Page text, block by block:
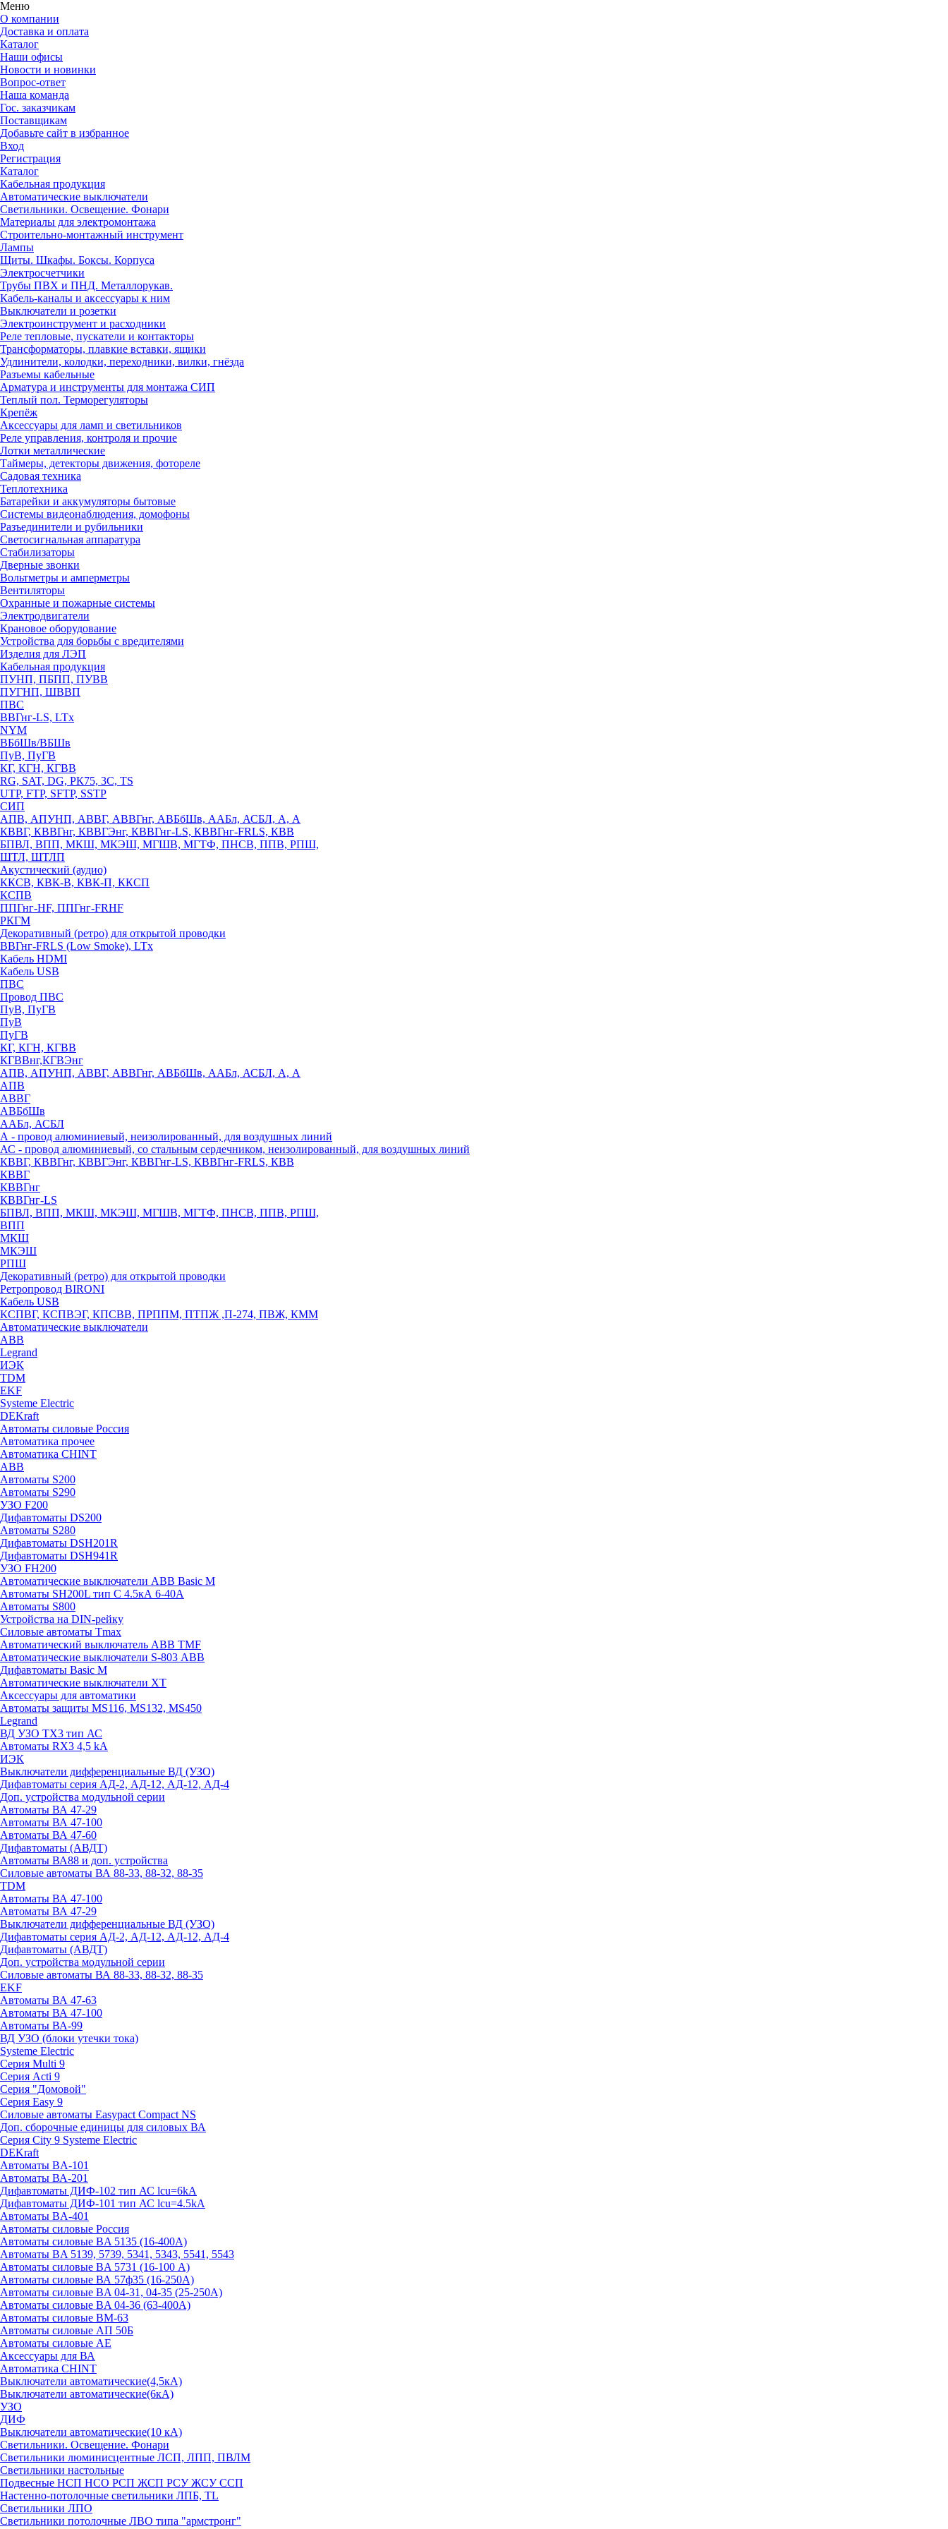
Меню
О компании
Доставка и оплата
Каталог
Наши офисы
Новости и новинки
Вопрос-ответ
Наша команда
Гос. заказчикам
Поставщикам
Добавьте сайт в избранное
Вход
Регистрация
Каталог
Кабельная продукция
Автоматические выключатели
Светильники. Освещение. Фонари
Материалы для электромонтажа
Строительно-монтажный инструмент
Лампы
Щиты. Шкафы. Боксы. Корпуса
Электросчетчики
Трубы ПВХ и ПНД. Металлорукав.
Кабель-каналы и аксессуары к ним
Выключатели и розетки
Электроинструмент и расходники
Реле тепловые, пускатели и контакторы
Трансформаторы, плавкие вставки, ящики
Удлинители, колодки, переходники, вилки, гнёзда
Разъемы кабельные
Арматура и инструменты для монтажа СИП
Теплый пол. Терморегуляторы
Крепёж
Аксессуары для ламп и светильников
Реле управления, контроля и прочие
Лотки металлические
Таймеры, детекторы движения, фотореле
Садовая техника
Теплотехника
Батарейки и аккумуляторы бытовые
Системы видеонаблюдения, домофоны
Разъединители и рубильники
Светосигнальная аппаратура
Стабилизаторы
Дверные звонки
Вольтметры и амперметры
Вентиляторы
Охранные и пожарные системы
Электродвигатели
Крановое оборудование
Устройства для борьбы с вредителями
Изделия для ЛЭП
Кабельная продукция
ПУНП, ПБПП, ПУВВ
ПУГНП, ШВВП
ПВС
ВВГнг-LS, LTx
NYM
ВБбШв/ВБШв
ПуВ, ПуГВ
КГ, КГН, КГВВ
RG, SAT, DG, РК75, 3С, TS
UTP, FTP, SFTP, SSTP
СИП
АПВ, АПУНП, АВВГ, АВВГнг, АВБбШв, ААБл, АСБЛ, А, А
КВВГ, КВВГнг, КВВГЭнг, КВВГнг-LS, КВВГнг-FRLS, КВВ
БПВЛ, ВПП, МКШ, МКЭШ, МГШВ, МГТФ, ПНСВ, ППВ, РПШ,
ШТЛ, ШТЛП
Акустический (аудио)
ККСВ, КВК-В, КВК-П, ККСП
КСПВ
ППГнг-HF, ППГнг-FRHF
РКГМ
Декоративный (ретро) для открытой проводки
ВВГнг-FRLS (Low Smoke), LTx
Кабель HDMI
Кабель USB
ПВС
Провод ПВС
ПуВ, ПуГВ
ПуВ
ПуГВ
КГ, КГН, КГВВ
КГВВнг,КГВЭнг
АПВ, АПУНП, АВВГ, АВВГнг, АВБбШв, ААБл, АСБЛ, А, А
АПВ
АВВГ
АВБбШв
ААБл, АСБЛ
А - провод алюминиевый, неизолированный, для воздушных линий
АС - провод алюминиевый, со стальным сердечником, неизолированный, для воздушных линий
КВВГ, КВВГнг, КВВГЭнг, КВВГнг-LS, КВВГнг-FRLS, КВВ
КВВГ
КВВГнг
КВВГнг-LS
БПВЛ, ВПП, МКШ, МКЭШ, МГШВ, МГТФ, ПНСВ, ППВ, РПШ,
ВПП
МКШ
МКЭШ
РПШ
Декоративный (ретро) для открытой проводки
Ретропровод BIRONI
Кабель USB
КСПВГ, КСПВЭГ, КПСВВ, ПРППМ, ПТПЖ ,П-274, ПВЖ, КММ
Автоматические выключатели
ABB
Legrand
ИЭК
TDM
EKF
Systeme Electric
DEKraft
Автоматы силовые Россия
Автоматика прочее
Автоматика CHINT
ABB
Автоматы S200
Автоматы S290
УЗО F200
Дифавтоматы DS200
Автоматы S280
Дифавтоматы DSH201R
Дифавтоматы DSH941R
УЗО FH200
Автоматические выключатели ABB Basic M
Автоматы SH200L тип С 4.5кА 6-40А
Автоматы S800
Устройства на DIN-рейку
Силовые автоматы Tmax
Автоматический выключатель ABB TMF
Автоматические выключатели S-803 АВВ
Дифавтоматы Basic M
Автоматические выключатели XT
Аксессуары для автоматики
Автоматы защиты MS116, MS132, MS450
Legrand
ВД УЗО TX3 тип АС
Автоматы RX3 4,5 kA
ИЭК
Выключатели дифференциальные ВД (УЗО)
Дифавтоматы серия АД-2, АД-12, АД-12, АД-4
Доп. устройства модульной серии
Автоматы ВА 47-29
Автоматы ВА 47-100
Автоматы ВА 47-60
Дифавтоматы (АВДТ)
Автоматы ВА88 и доп. устройства
Силовые автоматы ВА 88-33, 88-32, 88-35
TDM
Автоматы ВА 47-100
Автоматы ВА 47-29
Выключатели дифференциальные ВД (УЗО)
Дифавтоматы серия АД-2, АД-12, АД-12, АД-4
Дифавтоматы (АВДТ)
Доп. устройства модульной серии
Силовые автоматы ВА 88-33, 88-32, 88-35
EKF
Автоматы ВА 47-63
Автоматы ВА 47-100
Автоматы ВА-99
ВД УЗО (блоки утечки тока)
Systeme Electric
Серия Multi 9
Серия Acti 9
Серия "Домовой"
Серия Easy 9
Силовые автоматы Easypact Compact NS
Доп. сборочные единицы для силовых ВА
Серия City 9 Systeme Electric
DEKraft
Автоматы BA-101
Автоматы ВА-201
Дифавтоматы ДИФ-102 тип АС lcu=6kA
Дифавтоматы ДИФ-101 тип АС lcu=4.5kA
Автоматы BA-401
Автоматы силовые Россия
Автоматы силовые BA 5135 (16-400А)
Автоматы BA 5139, 5739, 5341, 5343, 5541, 5543
Автоматы силовые BA 5731 (16-100 А)
Автоматы силовые ВА 57ф35 (16-250А)
Автоматы силовые BA 04-31, 04-35 (25-250А)
Автоматы силовые BA 04-36 (63-400А)
Автоматы силовые ВМ-63
Автоматы силовые АП 50Б
Автоматы силовые АЕ
Аксессуары для ВА
Автоматика CHINT
Выключатели автоматические(4,5кА)
Выключатели автоматические(6кА)
УЗО
ДИФ
Выключатели автоматические(10 кА)
Светильники. Освещение. Фонари
Светильники люминисцентные ЛСП, ЛПП, ПВЛМ
Светильники настольные
Подвесные НСП НСО РСП ЖСП РСУ ЖСУ ССП
Настенно-потолочные светильники ЛПБ, TL
Светильники ЛПО
Светильники потолочные ЛВО типа "армстронг"